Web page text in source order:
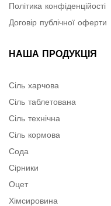
Політика конфіденційості
Договір публічної оферти
НАША ПРОДУКЦІЯ
Сіль харчова
Сіль таблетована
Сіль технічна
Сіль кормова
Сода
Сірники
Оцет
Хімсировина